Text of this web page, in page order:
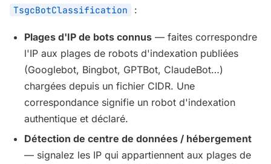
TsgcBotClassification :
Plages d'IP de bots connus — faites correspondre
l'IP aux plages de robots d'indexation publiées
(Googlebot, Bingbot, GPTBot, ClaudeBot…)
chargées depuis un fichier CIDR. Une
correspondance signifie un robot d'indexation
authentique et déclaré.
Détection de centre de données / hébergement
— signalez les IP qui appartiennent aux plages de